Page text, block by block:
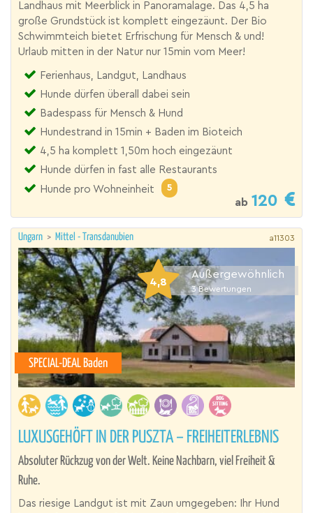
Landhaus mit Meerblick in Panoramalage. Das 4,5 ha
große Grundstück ist komplett eingezäunt. Der Bio
Schwimmteich bietet Erfrischung für Mensch & und!
Urlaub mitten in der Natur nur 15min vom Meer!
Ferienhaus, Landgut, Landhaus
Hunde dürfen überall dabei sein
Badespass für Mensch & Hund
Hundestrand in 15min + Baden im Bioteich
4,5 ha komplett 1,50m hoch eingezäunt
Hunde dürfen in fast alle Restaurants
Hunde pro Wohneinheit
5
ab 120
Ungarn > Mittel - Transdanubien a11303
4,8
Außergewöhnlich
3 Bewertungen
SPECIAL-DEAL Baden
LUXUSGEHÖFT IN DER PUSZTA – FREIHEITERLEBNIS
Absoluter Rückzug von der Welt. Keine Nachbarn, viel Freiheit &
Ruhe.
Das riesige Landgut ist mit Zaun umgegeben: Ihr Hund